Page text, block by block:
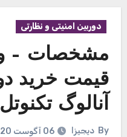
دوربین امنیتی و نظارتی
مشخصات –
قیمت خرید
آنالوگ تکنوتل
By دیجیزا
06 آگوست 2020